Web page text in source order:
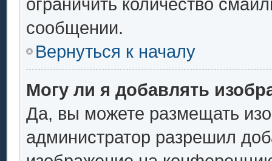
сообщении.
Вернуться к началу
Могу ли я добавлять
Да, вы можете размещать
администратор разрешил